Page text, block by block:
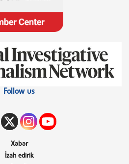
Follow us
Xəbər
İzah edirik